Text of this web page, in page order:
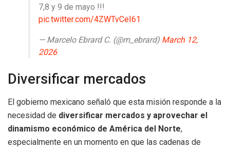
7,8 y 9 de mayo !!!
pic.twitter.com/4ZWTvCeI61
— Marcelo Ebrard C. (@m_ebrard) March 12,
2026
Diversificar mercados
El gobierno mexicano señaló que esta misión responde a la
necesidad de diversificar mercados y aprovechar el
dinamismo económico de América del Norte,
especialmente en un momento en que las cadenas de